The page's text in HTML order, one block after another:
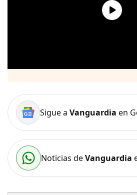
Sigue a Vanguardia en
Noticias deVanguardia